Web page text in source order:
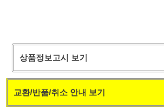
상품정보고시 보기
교환/반품/취소 안내 보기